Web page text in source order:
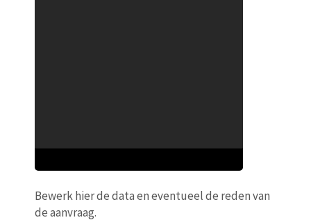
Bewerk hier de data en eventueel de reden van
de aanvraag.